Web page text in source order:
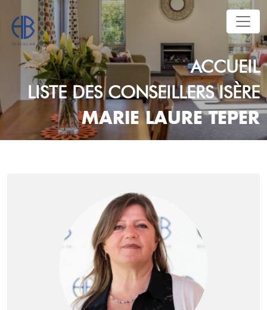
ACCUEIL
LISTE DES CONSEILLERS ISÈRE
MARIE LAURE TEPER